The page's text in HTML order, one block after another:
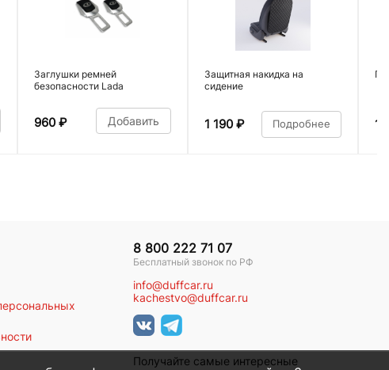
Заглушки ремней
безопасности Lada
960 ₽ Добавить
Защитная накидка на
сидение
1 190 ₽ Подробнее 1
8 800 222 71 07
Бесплатный звонок по РФ
info@duffcar.ru
kachestvo@duffcar.ru
Получайте самые интересные